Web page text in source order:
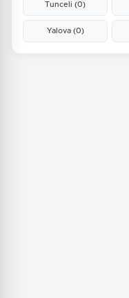
Tunceli(0)
Yalova (0)